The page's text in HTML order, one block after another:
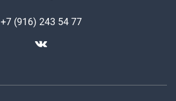
+7 (916) 243 54 77